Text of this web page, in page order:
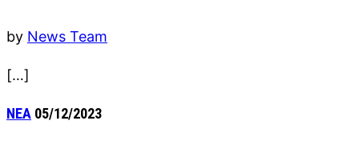
by News Team
[…]
ΝΕΑ 05/12/2023